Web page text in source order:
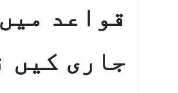
قواعد
جاری کیں